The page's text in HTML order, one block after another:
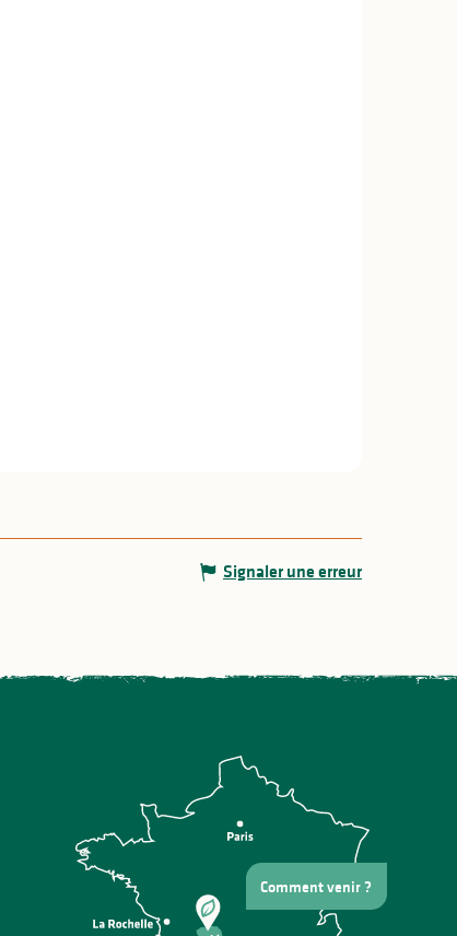
Signaler une erreur
Comment venir ?